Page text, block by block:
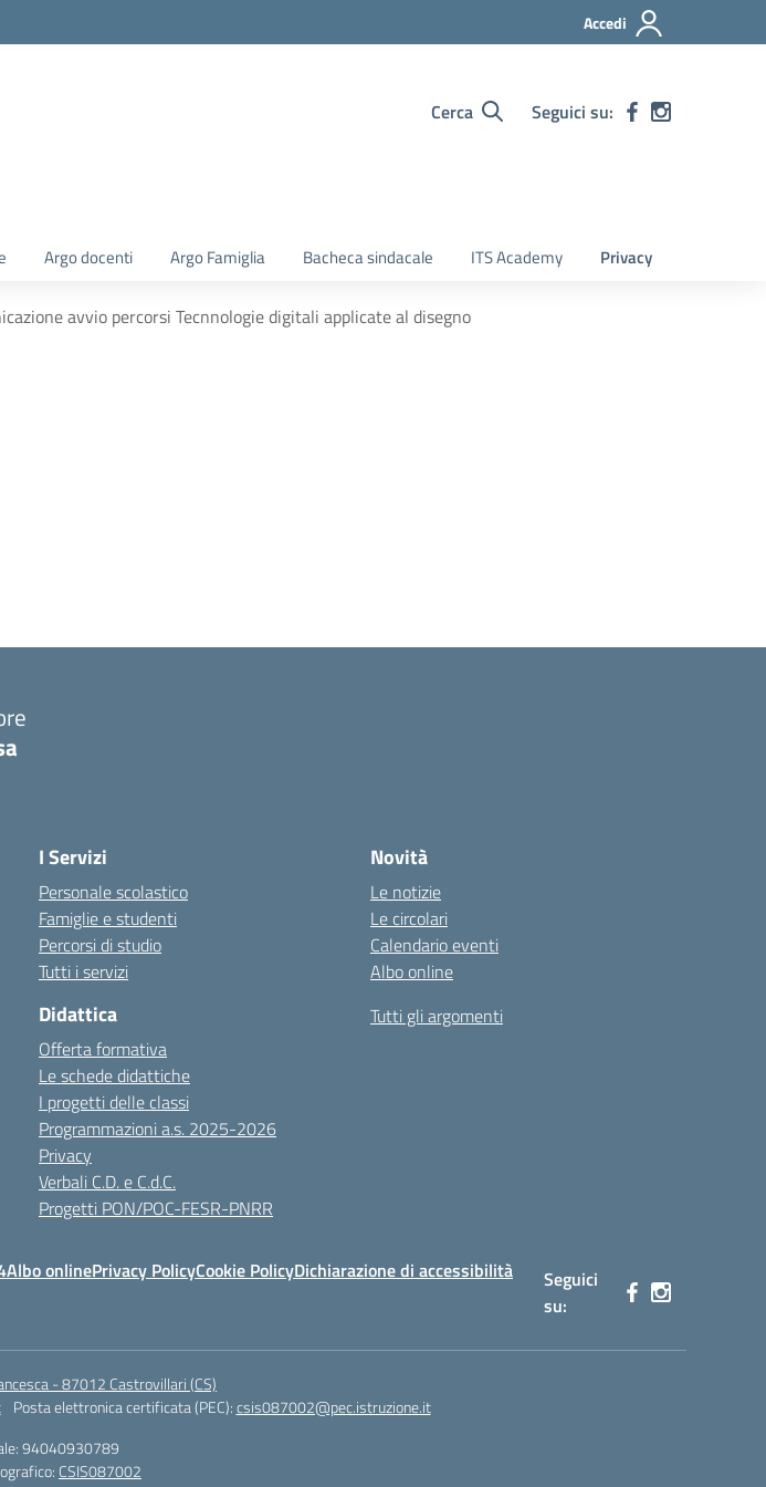
Accedi
Cerca Seguici su:
Argo docenti Argo Famiglia Bacheca sindacale ITS Academy Privacy
avvio percorsi Tecnnologie digitali applicate al disegno
I Servizi
Personale scolastico
Famiglie e studenti
Percorsi di studio
Tutti i servizi
Didattica
Offerta formativa
Le schede didattiche
I progetti delle classi
Programmazioni a.s. 2025-2026
Privacy
Verbali C.D. e C.d.C.
Progetti PON/POC-FESR-PNRR
Novità
Le notizie
Le circolari
Calendario eventi
Albo online
Tutti gli argomenti
Albo onlinePrivacy PolicyCookie PolicyDichiarazione di accessibilità
Seguici
su:
- 87012 Castrovillari (CS)
Posta elettronica certificata (PEC):csis087002@pec.istruzione.it
94040930789
CSIS087002